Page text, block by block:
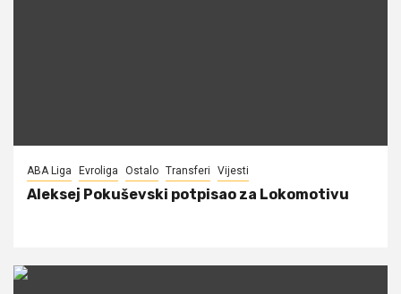
ABA Liga Evroliga Ostalo Transferi Vijesti
Aleksej Pokuševski potpisao za Lokomotivu